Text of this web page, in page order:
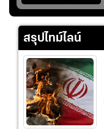
วัย 8 ขวบ โชว์ตี
ลังกาสุดพริ้ว
สรุปไทม์ไลน์